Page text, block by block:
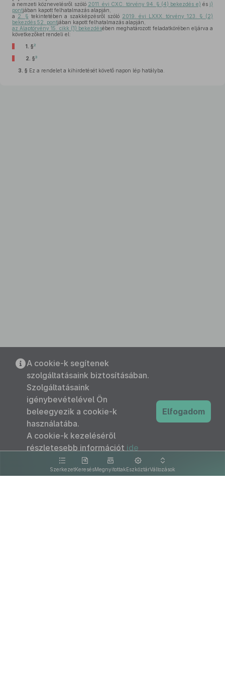
a nemzeti köznevelésről szóló 2011. évi CXC. törvény 94. § (4) bekezdés e) és j)
pontjában kapott felhatalmazás alapján,
a 2. § tekintetében a szakképzésről szóló 2019. évi LXXX. törvény 123. § (2)
bekezdés 52. pontjában kapott felhatalmazás alapján,
az Alaptörvény 15. cikk (1) bekezdésében meghatározott feladatkörében eljárva a
következőket rendeli el:
1. §2
2. §3
3. § Ez a rendelet a kihirdetését követő napon lép hatályba.
SzerkezetKeresésMegnyitottakEszköztárVáltozások
A cookie-k segítenek
szolgáltatásaink biztosításában.
Szolgáltatásaink
igénybevételével Ön
beleegyezik a cookie-k
használatába.
A cookie-k kezeléséről
részletesebb információt ide
kattintva olvashat.
Elfogadom